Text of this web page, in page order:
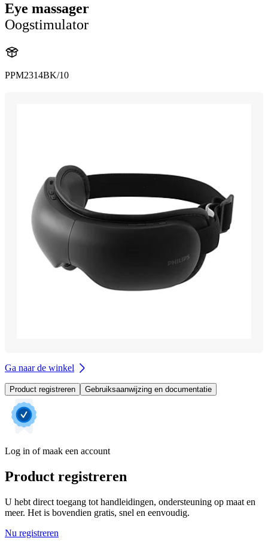
Eye massager
Oogstimulator
PPM2314BK/10
Ga naar de winkel
Product registreren Gebruiksaanwijzing en documentatie
Log in of maak een account
Product registreren
U hebt direct toegang tot handleidingen, ondersteuning op maat en
meer. Het is bovendien gratis, snel en eenvoudig.
Nu registreren